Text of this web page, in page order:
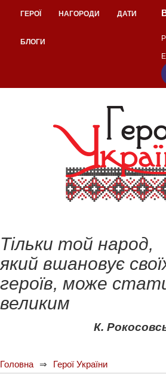
ГЕРОЇ НАГОРОДИ ДАТИ
БЛОГИ
Тільки той народ,
який вшановує
героїв, може
великим
К.
Головна Герої України